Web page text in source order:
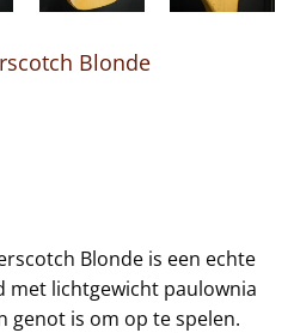
Blonde
Blonde is een echte
met lichtgewicht paulownia
genot is om op te spelen.